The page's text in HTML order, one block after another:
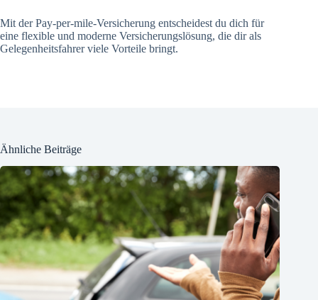
Mit der Pay-per-mile-Versicherung entscheidest du dich für
eine flexible und moderne Versicherungslösung, die dir als
Gelegenheitsfahrer viele Vorteile bringt.
Ähnliche Beiträge